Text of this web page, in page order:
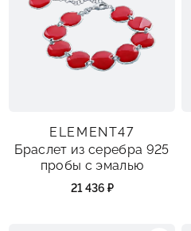
ELEMENT47
Браслет из серебра 925
пробы с эмалью
21 436 ₽